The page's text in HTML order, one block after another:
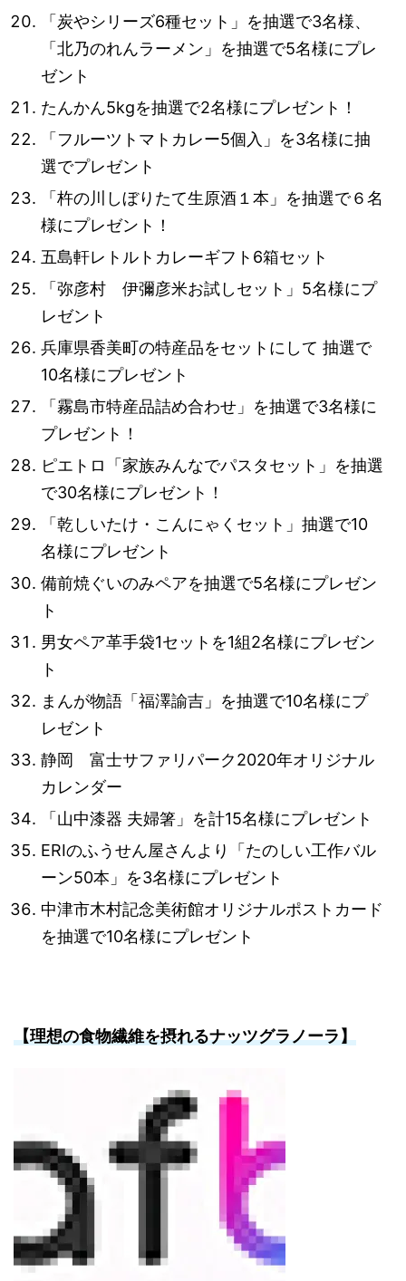
「炭やシリーズ6種セット」を抽選で3名様、
「北乃のれんラーメン」を抽選で5名様にプレ
ゼント
たんかん5kgを抽選で2名様にプレゼント！
「フルーツトマトカレー5個入」を3名様に抽
選でプレゼント
「杵の川しぼりたて生原酒１本」を抽選で６名
様にプレゼント！
五島軒レトルトカレーギフト6箱セット
「弥彦村 伊彌彦米お試しセット」5名様にプ
レゼント
兵庫県香美町の特産品をセットにして 抽選で
10名様にプレゼント
「霧島市特産品詰め合わせ」を抽選で3名様に
プレゼント！
ピエトロ「家族みんなでパスタセット」を抽選
で30名様にプレゼント！
「乾しいたけ・こんにゃくセット」抽選で10
名様にプレゼント
備前焼ぐいのみペアを抽選で5名様にプレゼン
ト
男女ペア革手袋1セットを1組2名様にプレゼン
ト
まんが物語「福澤諭吉」を抽選で10名様にプ
レゼント
静岡 富士サファリパーク2020年オリジナル
カレンダー
「山中漆器 夫婦箸」を計15名様にプレゼント
ERIのふうせん屋さんより「たのしい工作バル
ーン50本」を3名様にプレゼント
中津市木村記念美術館オリジナルポストカード
を抽選で10名様にプレゼント
【理想の食物繊維を摂れるナッツグラノーラ】